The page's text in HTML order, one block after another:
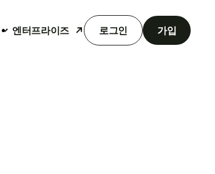
엔터프라이즈 로그인 가입